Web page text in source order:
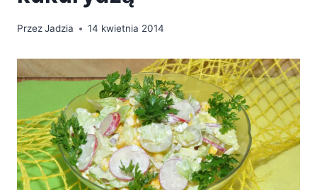
PrzezJadzia 14 kwietnia 2014